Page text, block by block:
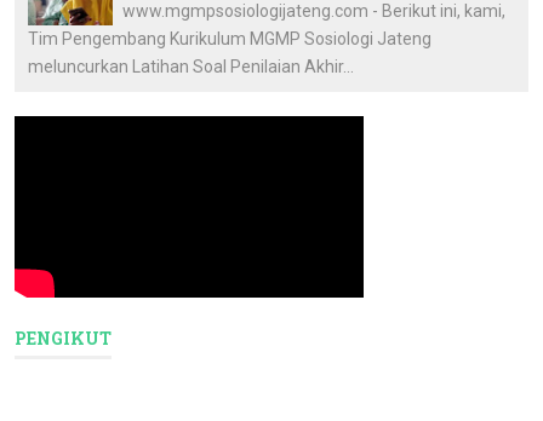
www.mgmpsosiologijateng.com - Berikut ini, kami,
Tim Pengembang Kurikulum MGMP Sosiologi Jateng
meluncurkan Latihan Soal Penilaian Akhir...
PENGIKUT